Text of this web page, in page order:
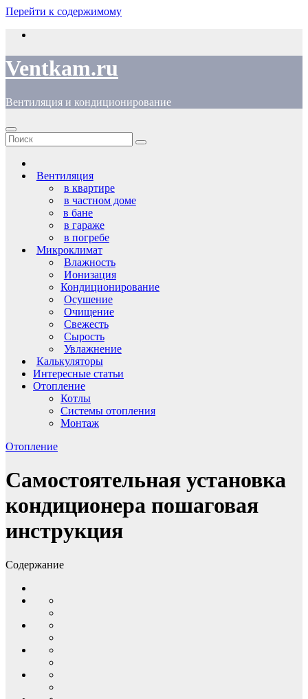
Перейти к содержимому
Ventkam.ru
Вентиляция и кондиционирование
Вентиляция
в квартире
в частном доме
в бане
в гараже
в погребе
Микроклимат
Влажность
Ионизация
Кондиционирование
Осушение
Очищение
Свежесть
Сырость
Увлажнение
Калькуляторы
Интересные статьи
Отопление
Котлы
Системы отопления
Монтаж
Отопление
Самостоятельная установка
кондиционера пошаговая
инструкция
Содержание